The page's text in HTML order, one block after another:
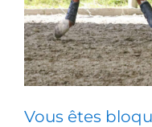
Vous êtes